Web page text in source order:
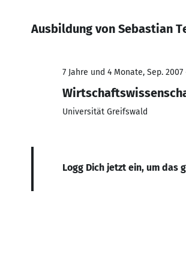
Ausbildung von Sebastian
7 Jahre und 4 Monate, Sep. 2007
Universität Greifswald
Logg Dich jetzt ein, um das